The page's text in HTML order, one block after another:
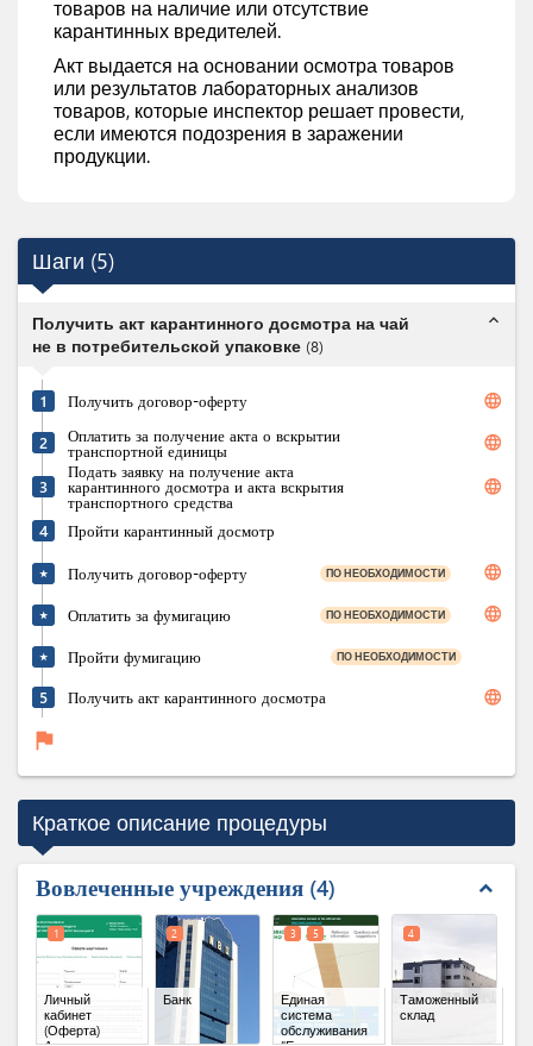
товаров на наличие или отсутствие
карантинных вредителей.
Акт выдается на основании осмотра товаров
или результатов лабораторных анализов
товаров, которые инспектор решает провести,
если имеются подозрения в заражении
продукции.
Шаги (5)
Получить акт карантинного досмотра на чай
не в потребительской упаковке (8)
expand_less
1 Получить договор-оферту language
2 Оплатить за получение акта о вскрытии
транспортной единицы language
3
Подать заявку на получение акта
карантинного досмотра и акта вскрытия
транспортного средства
language
4 Пройти карантинный досмотр
★ Получить договор-оферту ПО НЕОБХОДИМОСТИ language
★ Оплатить за фумигацию ПО НЕОБХОДИМОСТИ language
★ Пройти фумигацию ПО НЕОБХОДИМОСТИ
5 Получить акт карантинного досмотра language
flag
Краткое описание процедуры
Вовлеченные учреждения 4 expand_less
Личный
кабинет
(Оферта)
1
Банк
2
Единая
система
обслуживания
3 5
Таможенный
склад
4